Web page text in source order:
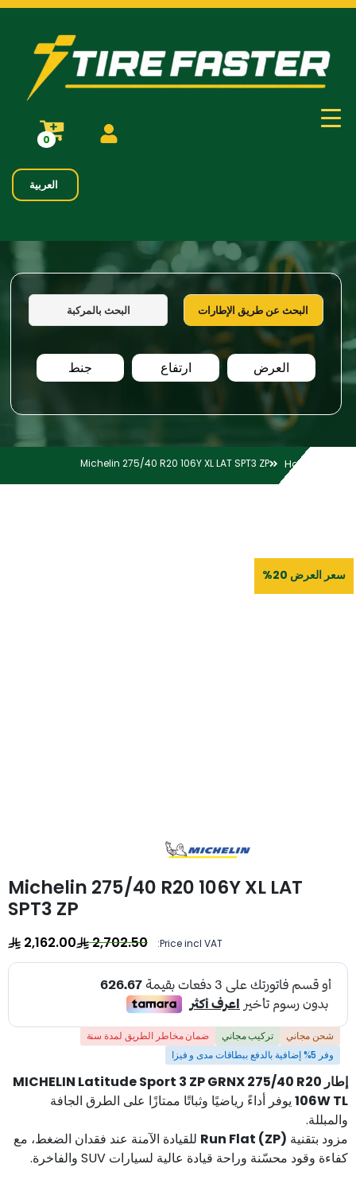
0
العربية
البحث عن طريق الإطارات البحث بالمركبة
العرض ارتفاع جنط
Home
Michelin 275/40 R20 106Y XL LAT SPT3 ZP
سعر العرض 20%
Michelin 275/40 R20 106Y XL LAT
SPT3 ZP
Price incl VAT:
2,702.50
2,162.00
شحن مجاني تركيب مجاني
ضمان مخاطر الطريق لمدة سنة
وفر 5% إضافية بالدفع ببطاقات مدى و فيزا
إطار MICHELIN Latitude Sport 3 ZP GRNX 275/40 R20
106W TLيوفر أداءً رياضيًا وثباتًا ممتازًا على الطرق الجافة
والمبللة.
مزود بتقنية Run Flat (ZP) للقيادة الآمنة عند فقدان الضغط، مع
كفاءة وقود محسّنة وراحة قيادة عالية لسيارات SUV والفاخرة.